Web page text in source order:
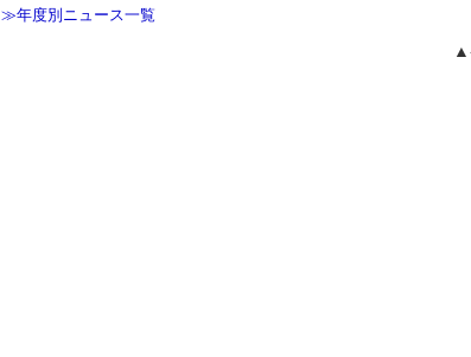
≫年度別ニュース一覧
▲